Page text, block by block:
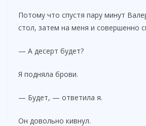
Потому что спустя пару минут
стол, затем на меня и совершенно
— А десерт будет?
Я подняла брови.
— Будет, — ответила я.
Он довольно кивнул.